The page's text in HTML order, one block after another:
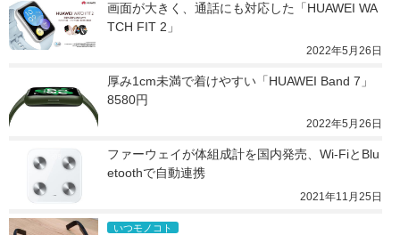
画面が大きく、通話にも対応した「HUAWEI WA
TCH FIT 2」
2022年5月26日
厚み1cm未満で着けやすい「HUAWEI Band 7」
8580円
2022年5月26日
ファーウェイが体組成計を国内発売、Wi-FiとBlu
etoothで自動連携
2021年11月25日
いつモノコト